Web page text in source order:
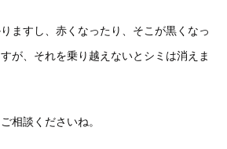
ますし、赤くなったり、そこが黒くなっ
が、それを乗り越えないとシミは消えま
相談くださいね。